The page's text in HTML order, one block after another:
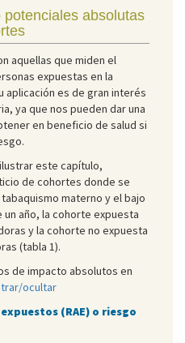
absolutas
aquellas que miden el
expuestas en la
aplicación es de gran interés
ya que nos pueden dar una
en beneficio de salud si
este capítulo,
de cohortes donde se
materno y el bajo
año, la cohorte expuesta
y la cohorte no expuesta
(tabla 1).
de impacto absolutos en
ocultar
(RAE) o riesgo